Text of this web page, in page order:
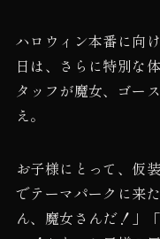
ハロウィン本番に向
日は、さらに特別な
タッフが魔女、ゴー
え。
お子様にとって、仮
でテーマパークに来
ん、魔女さんだ！」